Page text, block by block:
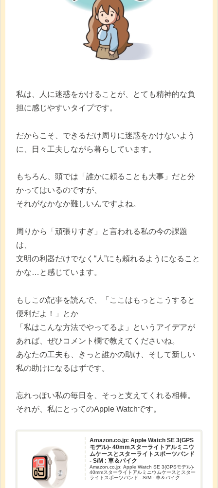
理
に
立
つ
の
活
用
【ADHD
特
性
と
き
合
う
①】
私は、人に迷惑をかけることが、とても精神的な負
担に感じやすいタイプです。
だからこそ、できるだけ周りに迷惑をかけないよう
に、日々工夫しながら暮らしています。
もちろん、頭では「誰かに頼ることも大事」だと分
かってはいるのですが、
それがなかなか難しいんですよね。
周りから「頑張りすぎ」と言われる私の今の課題
は、
文明の利器だけでなく“人”にも頼れるようになること
かな…と感じています。
もしこの記事を読んで、「ここはもっとこうすると
便利だよ！」とか
「私はこんな方法でやってるよ」というアイデアが
あれば、ぜひコメント欄で教えてくださいね。
あなたの工夫も、きっと誰かの助け、そして新しい
私の助けになるはずです。
忘れっぽい私の毎日を、そっと支えてくれる相棒。
それが、私にとってのApple Watchです。
Amazon.co.jp: Apple Watch SE 3(GPS
モデル)- 40mmスターライトアルミニウ
ムケースとスターライトスポーツバンド
- S/M : 車＆バイク
Amazon.co.jp: Apple Watch SE 3(GPSモデル)-
40mmスターライトアルミニウムケースとスター
ライトスポーツバンド - S/M : 車＆バイク